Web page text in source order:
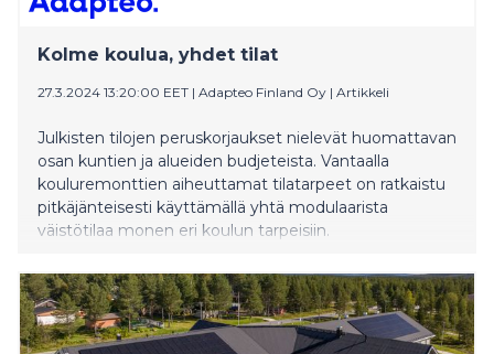
Kolme koulua, yhdet tilat
27.3.2024 13:20:00 EET | Adapteo Finland Oy | Artikkeli
Julkisten tilojen peruskorjaukset nielevät huomattavan
osan kuntien ja alueiden budjeteista. Vantaalla
kouluremonttien aiheuttamat tilatarpeet on ratkaistu
pitkäjänteisesti käyttämällä yhtä modulaarista
väistötilaa monen eri koulun tarpeisiin.